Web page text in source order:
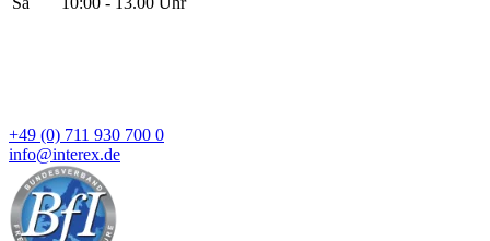
+49 (0) 711 930 700 0
info@interex.de